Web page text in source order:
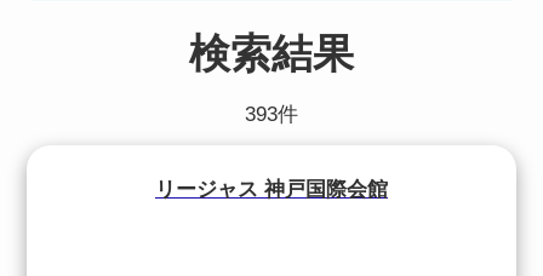
検索結果
393件
リージャス 神戸国際会館